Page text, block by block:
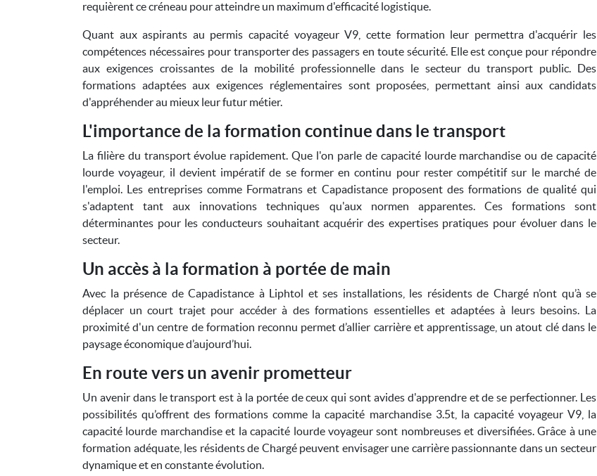
requièrent ce créneau pour atteindre un maximum d'efficacité logistique.
Quant aux aspirants au permis capacité voyageur V9, cette formation leur permettra d'acquérir les
compétences nécessaires pour transporter des passagers en toute sécurité. Elle est conçue pour répondre
aux exigences croissantes de la mobilité professionnelle dans le secteur du transport public. Des
formations adaptées aux exigences réglementaires sont proposées, permettant ainsi aux candidats
d'appréhender au mieux leur futur métier.
L'importance de la formation continue dans le transport
La filière du transport évolue rapidement. Que l'on parle de capacité lourde marchandise ou de capacité
lourde voyageur, il devient impératif de se former en continu pour rester compétitif sur le marché de
l'emploi. Les entreprises comme Formatrans et Capadistance proposent des formations de qualité qui
s'adaptent tant aux innovations techniques qu'aux normen apparentes. Ces formations sont
déterminantes pour les conducteurs souhaitant acquérir des expertises pratiques pour évoluer dans le
secteur.
Un accès à la formation à portée de main
Avec la présence de Capadistance à Liphtol et ses installations, les résidents de Chargé n’ont qu’à se
déplacer un court trajet pour accéder à des formations essentielles et adaptées à leurs besoins. La
proximité d'un centre de formation reconnu permet d’allier carrière et apprentissage, un atout clé dans le
paysage économique d’aujourd’hui.
En route vers un avenir prometteur
Un avenir dans le transport est à la portée de ceux qui sont avides d'apprendre et de se perfectionner. Les
possibilités qu’offrent des formations comme la capacité marchandise 3.5t, la capacité voyageur V9, la
capacité lourde marchandise et la capacité lourde voyageur sont nombreuses et diversifiées. Grâce à une
formation adéquate, les résidents de Chargé peuvent envisager une carrière passionnante dans un secteur
dynamique et en constante évolution.